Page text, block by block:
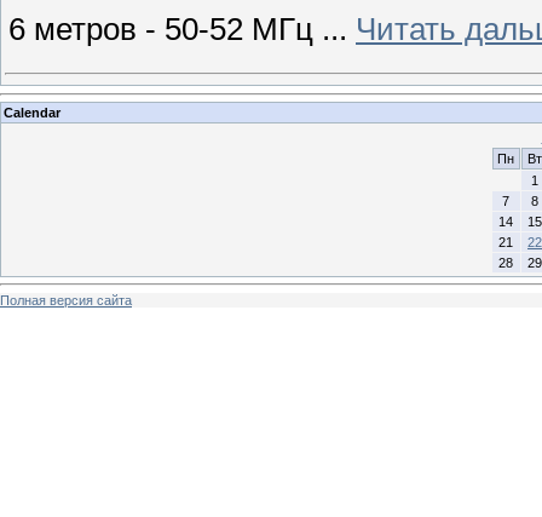
6 метров - 50-52 МГц ... Читать
Calendar
Пн
Вт
1
7
8
14
15
21
22
28
29
Полная версия сайта